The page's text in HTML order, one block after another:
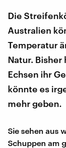
Die
Australien
Temperatur
Natur. Bisher
Echsen ihr
könnte es
mehr geben.
Sie sehen aus
Schuppen am